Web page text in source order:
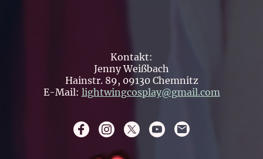
Kontakt:
Jenny Weißbach
Hainstr. 89, 09130 Chemnitz
E-Mail: lightwingcosplay@gmail.com